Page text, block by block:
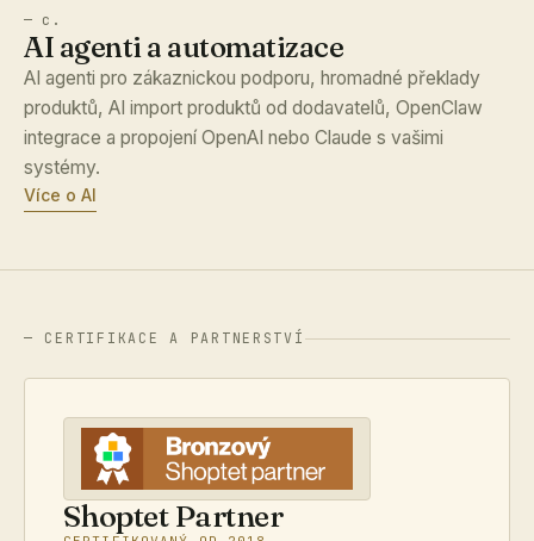
— c.
AI agenti a automatizace
AI agenti pro zákaznickou podporu, hromadné překlady
produktů, AI import produktů od dodavatelů, OpenClaw
integrace a propojení OpenAI nebo Claude s vašimi
systémy.
Více o AI
— CERTIFIKACE A PARTNERSTVÍ
Shoptet Partner